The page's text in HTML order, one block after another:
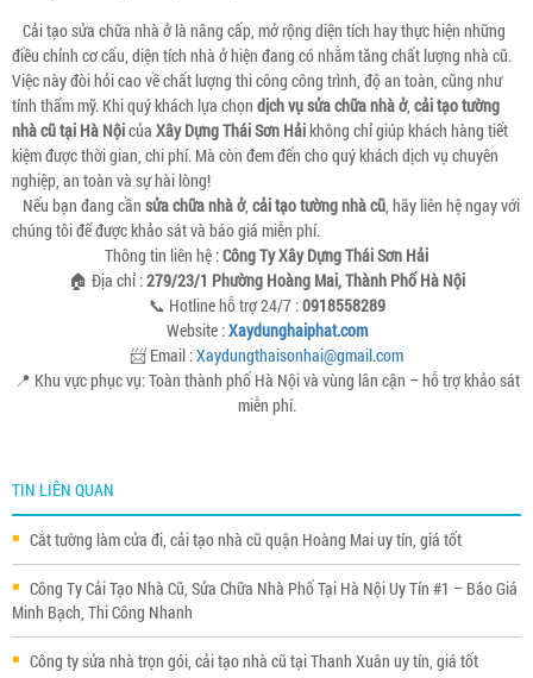
Cải tạo sửa chữa nhà ở là nâng cấp, mở rộng diện tích hay thực hiện những
điều chỉnh cơ cấu, diện tích nhà ở hiện đang có nhằm tăng chất lượng nhà cũ.
Việc này đòi hỏi cao về chất lượng thi công công trình, độ an toàn, cũng như
tính thẩm mỹ. Khi quý khách lựa chọn dịch vụ sửa chữa nhà ở, cải tạo tường
nhà cũ tại Hà Nộicủa Xây Dựng Thái Sơn Hảikhông chỉ giúp khách hàng tiết
kiệm được thời gian, chi phí. Mà còn đem đến cho quý khách dịch vụ chuyên
nghiệp, an toàn và sự hài lòng!
Nếu bạn đang cần sửa chữa nhà ở, cải tạo tường nhà cũ, hãy liên hệ ngay với
chúng tôi để được khảo sát và báo giá miễn phí.
Thông tin liên hệ :Công Ty Xây Dựng Thái Sơn Hải
🏠 Địa chỉ :279/23/1 Phường Hoàng Mai, Thành Phố Hà Nội
📞 Hotline hỗ trợ 24/7 :0918558289
Website :Xaydunghaiphat.com
📨 Email :Xaydungthaisonhai@gmail.com
📍 Khu vực phục vụ: Toàn thành phố Hà Nội và vùng lân cận – hỗ trợ khảo sát
miễn phí.
TIN LIÊN QUAN
Cắt tường làm cửa đi, cải tạo nhà cũ quận Hoàng Mai uy tín, giá tốt
Công Ty Cải Tạo Nhà Cũ, Sửa Chữa Nhà Phố Tại Hà Nội Uy Tín #1 – Báo Giá
Minh Bạch, Thi Công Nhanh
Công ty sửa nhà trọn gói, cải tạo nhà cũ tại Thanh Xuân uy tín, giá tốt